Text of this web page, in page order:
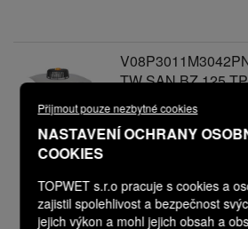
Přijmout pouze nezbytné cookies
NASTAVENÍ OCHRANY
COOKIES
TOPWET s.r.o pracuje s cookies a
zajistil spolehlivost a bezpečnost
jejich výkon a mohl jejich obsah a
TW SAN BZ 125
EVERGUARD
(PN00/PD06)
Sanační vpust pro
Vaše cena:3 270,00 Kč